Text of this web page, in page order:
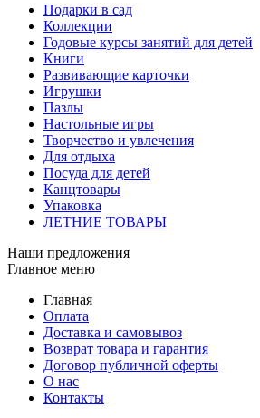
Подарки в сад
Коллекции
Годовые курсы занятий для детей
Книги
Развивающие карточки
Игрушки
Пазлы
Настольные игры
Творчество и увлечения
Для отдыха
Посуда для детей
Канцтовары
Упаковка
ЛЕТНИЕ ТОВАРЫ
Наши предложения
Главное меню
Главная
Оплата
Доставка и самовывоз
Возврат товара и гарантия
Договор публичной оферты
О нас
Контакты